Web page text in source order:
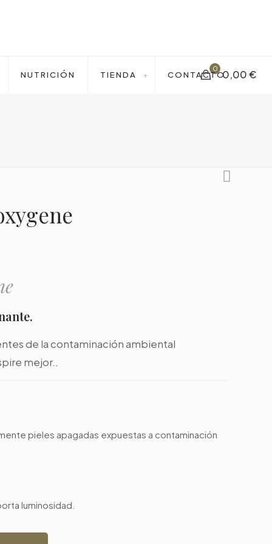
NUTRICIÓN TIENDA CONTACTO
0 0,00 €
de la contaminación ambiental
mejor..
pieles apagadas expuestas a contaminación
luminosidad.